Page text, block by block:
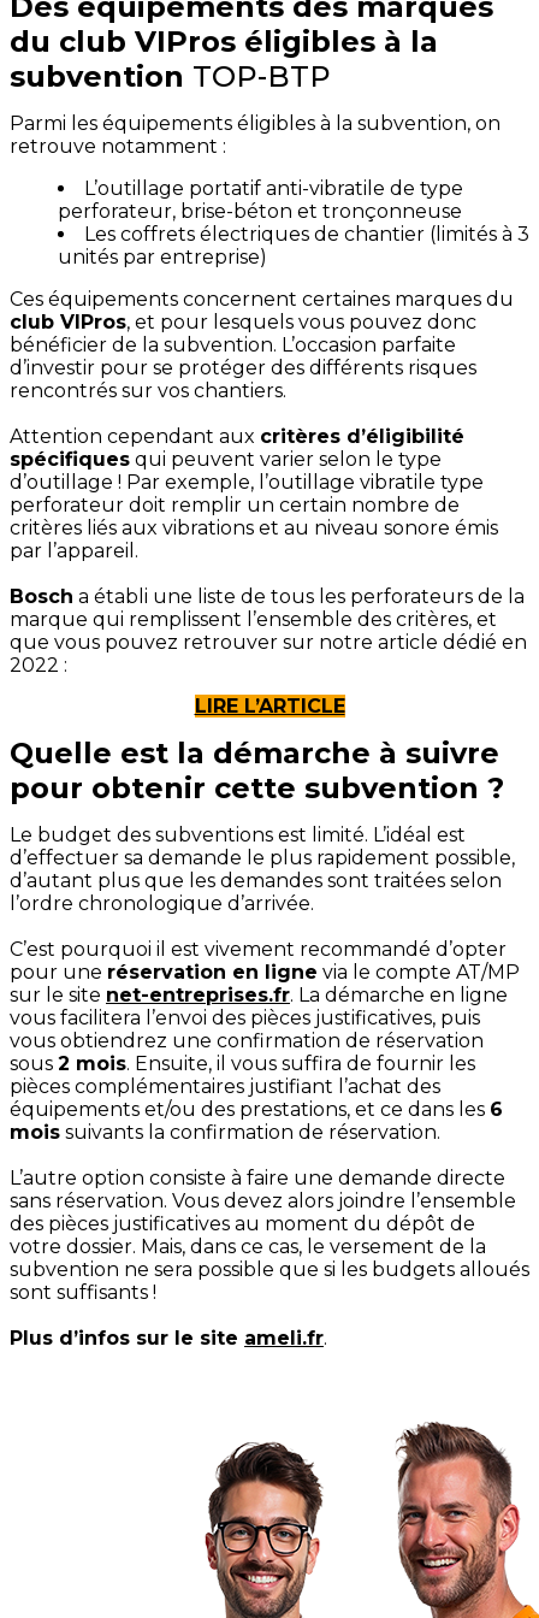
du club VIPros éligibles à la
subvention TOP-BTP
Parmi les équipements éligibles à la subvention, on
retrouve notamment :
L’outillage portatif anti-vibratile de type
perforateur, brise-béton et tronçonneuse
Les coffrets électriques de chantier (limités à 3
unités par entreprise)
Ces équipements concernent certaines marques du
club VIPros, et pour lesquels vous pouvez donc
bénéficier de la subvention. L’occasion parfaite
d’investir pour se protéger des différents risques
rencontrés sur vos chantiers.
Attention cependant aux critères d’éligibilité
spécifiques qui peuvent varier selon le type
d’outillage ! Par exemple, l’outillage vibratile type
perforateur doit remplir un certain nombre de
critères liés aux vibrations et au niveau sonore émis
par l’appareil.
Bosch a établi une liste de tous les perforateurs de la
marque qui remplissent l’ensemble des critères, et
que vous pouvez retrouver sur notre article dédié en
2022 :
LIRE L’ARTICLE
Quelle est la démarche à suivre
pour obtenir cette subvention ?
Le budget des subventions est limité. L’idéal est
d’effectuer sa demande le plus rapidement possible,
d’autant plus que les demandes sont traitées selon
l’ordre chronologique d’arrivée.
C’est pourquoi il est vivement recommandé d’opter
pour une réservation en ligne via le compte AT/MP
sur le site net-entreprises.fr. La démarche en ligne
vous facilitera l’envoi des pièces justificatives, puis
vous obtiendrez une confirmation de réservation
sous 2 mois. Ensuite, il vous suffira de fournir les
pièces complémentaires justifiant l’achat des
équipements et/ou des prestations, et ce dans les 6
mois suivants la confirmation de réservation.
L’autre option consiste à faire une demande directe
sans réservation. Vous devez alors joindre l’ensemble
des pièces justificatives au moment du dépôt de
votre dossier. Mais, dans ce cas, le versement de la
subvention ne sera possible que si les budgets alloués
sont suffisants !
Plus d’infos sur le site ameli.fr.